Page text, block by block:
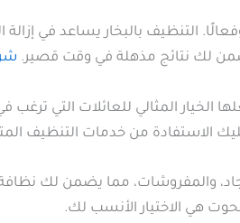
التنظيف بالبخار يساعد في إزالة
لك نتائج مذهلة في وقت قصير.
الخيار المثالي للعائلات التي
من خدمات التنظيف
والمفروشات، مما يضمن لك
هي الاختيار الأنسب لك.